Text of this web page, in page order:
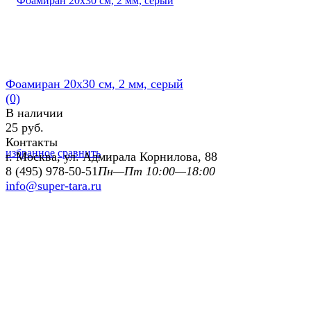
избранное сравнить
Фоамиран 20х30 см, 2 мм, серый
(0)
В наличии
25 руб.
Контакты
г. Москва, ул. Адмирала Корнилова, 88
8 (495) 978-50-51 Пн—Пт 10:00—18:00
info@super-tara.ru